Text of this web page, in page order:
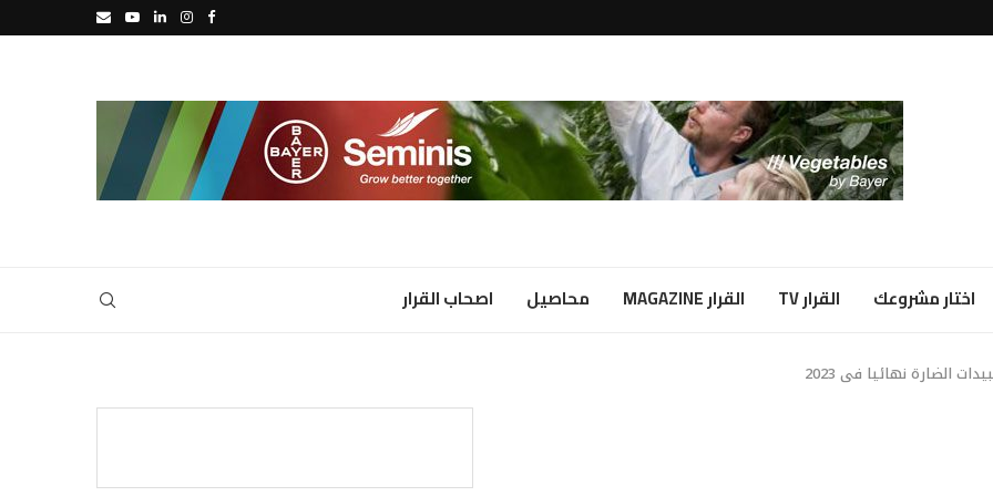
اختار مشروعك القرار TV القرار MAGAZINE محاصيل اصحاب القرار
الضارة نهائيا فى 2023